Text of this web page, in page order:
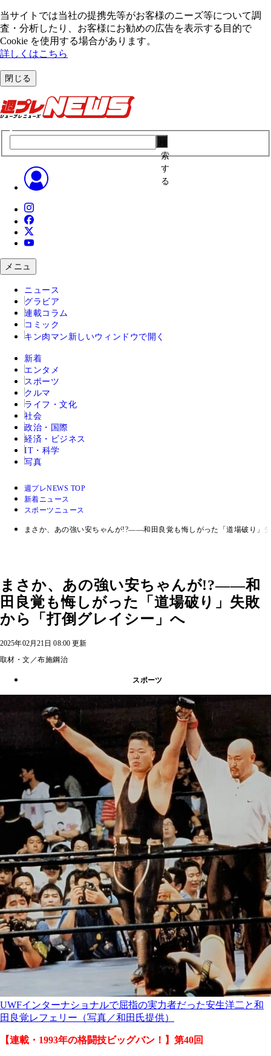
当サイトでは当社の提携先等がお客様のニーズ等について調
査・分析したり、お客様にお勧めの広告を表⽰する⽬的で
Cookie を使⽤する場合があります。
詳しくはこちら
閉じる
索
す
る
メニュ
ニュース
グラビア
連載コラム
コミック
キン肉マン 新しいウィンドウで開く
新着
エンタメ
スポーツ
クルマ
ライフ・文化
社会
政治・国際
経済・ビジネス
IT・科学
写真
週プレNEWS TOP
新着ニュース
スポーツニュース
まさか、あの強い安ちゃんが!?――和田良覚も悔しがった「道場破り」
まさか、あの強い安ちゃんが!?――和
田良覚も悔しがった「道場破り」失敗
から「打倒グレイシー」へ
2025年02月21日 08:00 更新
取材・文／布施鋼治
スポーツ
UWFインターナショナルで屈指の実力者だった安生洋二と和
田良覚レフェリー（写真／和田氏提供）
【連載・1993年の格闘技ビッグバン！】第40回